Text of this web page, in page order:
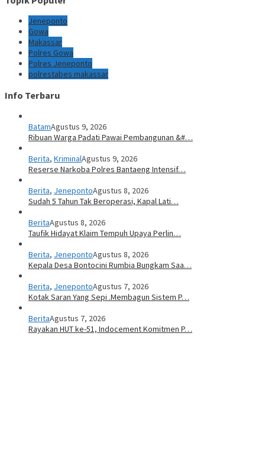
Jeneponto
Gowa
Makassar
Polres Gowa
Polres Jeneponto
polrestabes makassar
Info Terbaru
BatamAgustus 9, 2026
Ribuan Warga Padati Pawai Pembangunan &#…
Berita, KriminalAgustus 9, 2026
Reserse Narkoba Polres Bantaeng Intensif…
Berita, JenepontoAgustus 8, 2026
Sudah 5 Tahun Tak Beroperasi, Kapal Lati…
BeritaAgustus 8, 2026
Taufik Hidayat Klaim Tempuh Upaya Perlin…
Berita, JenepontoAgustus 8, 2026
Kepala Desa Bontocini Rumbia Bungkam Saa…
Berita, JenepontoAgustus 7, 2026
Kotak Saran Yang Sepi .Membagun Sistem P…
BeritaAgustus 7, 2026
Rayakan HUT ke-51, Indocement Komitmen P…